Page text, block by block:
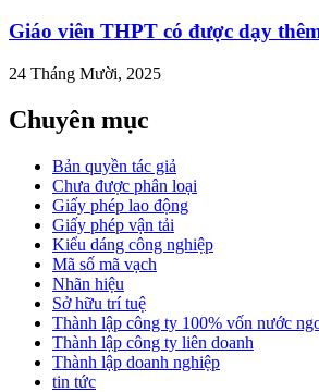
Giáo viên THPT có được dạy
24 Tháng Mười, 2025
Chuyên mục
Bản quyền tác giả
Chưa được phân loại
Giấy phép lao động
Giấy phép vận tải
Kiểu dáng công nghiệp
Mã số mã vạch
Nhãn hiệu
Sở hữu trí tuệ
Thành lập công ty 100% vốn nước
Thành lập công ty liên doanh
Thành lập doanh nghiệp
tin tức